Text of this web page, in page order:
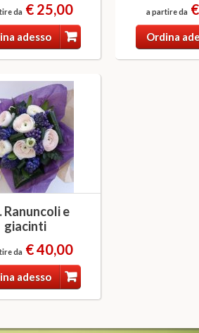
da € 25,00
adesso
a partire da
Ordina
Ranuncoli e
giacinti
da € 40,00
adesso